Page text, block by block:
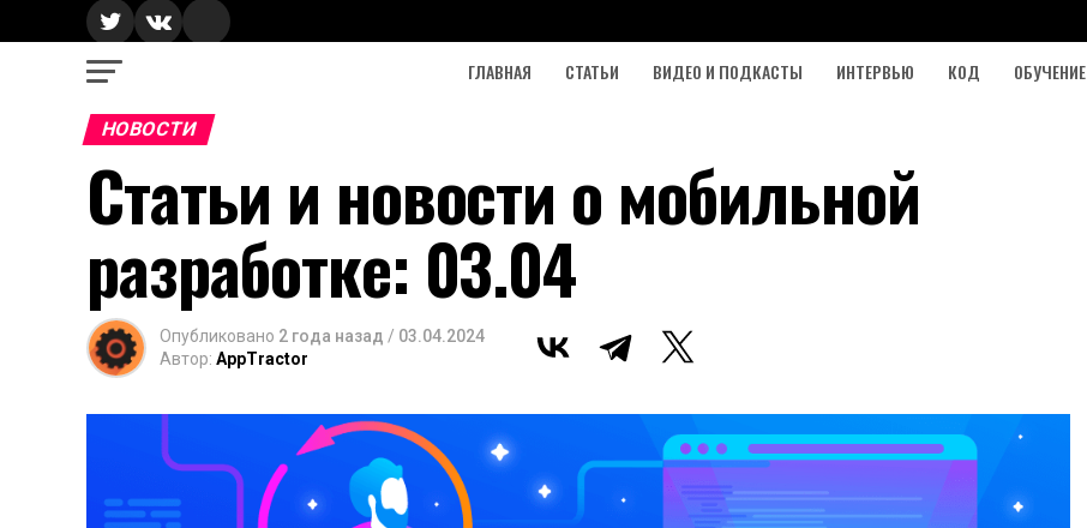
ГЛАВНАЯ СТАТЬИ ВИДЕО И ПОДКАСТЫ ИНТЕРВЬЮ КОД ОБУЧЕНИЕ
НОВОСТИ
Статьи и новости о мобильной
разработке: 03.04
Опубликовано 2 года назад / 03.04.2024
Автор: AppTractor